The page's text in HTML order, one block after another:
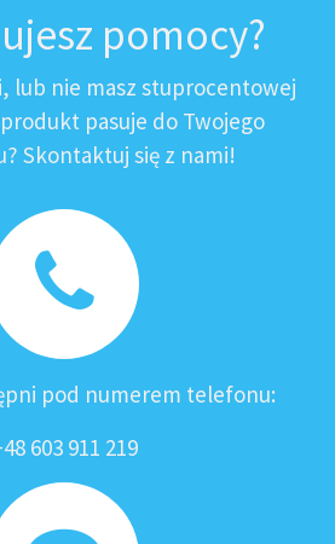
pomocy?
lub nie masz stuprocentowej
pasuje do Twojego
Skontaktuj się z nami!
pod numerem telefonu:
603 911 219